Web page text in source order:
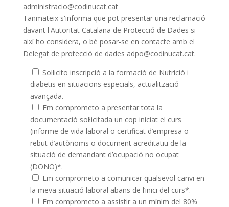
administracio@codinucat.cat
Tanmateix s'informa que pot presentar una reclamació
davant l'Autoritat Catalana de Protecció de Dades si
així ho considera, o bé posar-se en contacte amb el
Delegat de protecció de dades adpo@codinucat.cat.
Sol·licito inscripció a la formació de Nutrició i
diabetis en situacions especials, actualització
avançada.
Em comprometo a presentar tota la
documentació sol·licitada un cop iniciat el curs
(informe de vida laboral o certificat d’empresa o
rebut d’autònoms o document acreditatiu de la
situació de demandant d’ocupació no ocupat
(DONO)*.
Em comprometo a comunicar qualsevol canvi en
la meva situació laboral abans de l’inici del curs*.
Em comprometo a assistir a un mínim del 80%